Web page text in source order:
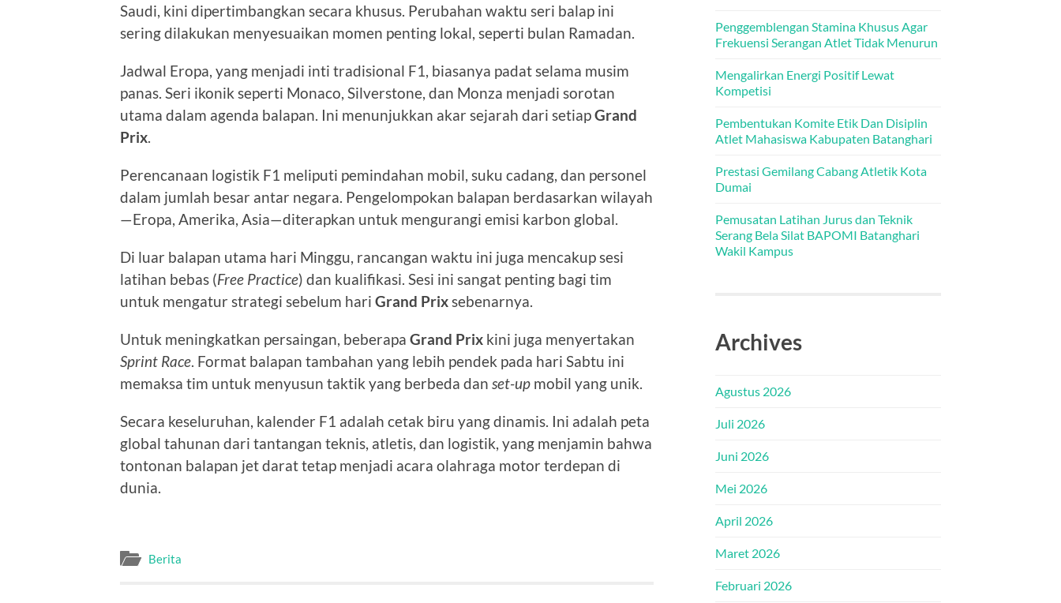
Saudi, kini dipertimbangkan secara khusus. Perubahan waktu seri balap ini
sering dilakukan menyesuaikan momen penting lokal, seperti bulan Ramadan.
Jadwal Eropa, yang menjadi inti tradisional F1, biasanya padat selama musim
panas. Seri ikonik seperti Monaco, Silverstone, dan Monza menjadi sorotan
utama dalam agenda balapan. Ini menunjukkan akar sejarah dari setiapGrand
Prix
Perencanaan logistik F1 meliputi pemindahan mobil, suku cadang, dan personel
dalam jumlah besar antar negara. Pengelompokan balapan berdasarkan wilayah
—Eropa, Amerika, Asia—diterapkan untuk mengurangi emisi karbon global.
Di luar balapan utama hari Minggu, rancangan waktu ini juga mencakup sesi
latihan bebas (Free Practice) dan kualifikasi. Sesi ini sangat penting bagi tim
untuk mengatur strategi sebelum hari Grand Prix sebenarnya.
Untuk meningkatkan persaingan, beberapa Grand Prix kini juga menyertakan
Sprint Race . Format balapan tambahan yang lebih pendek pada hari Sabtu ini
memaksa tim untuk menyusun taktik yang berbeda dan set-up mobil yang unik.
Secara keseluruhan, kalender F1 adalah cetak biru yang dinamis. Ini adalah peta
global tahunan dari tantangan teknis, atletis, dan logistik, yang menjamin bahwa
tontonan balapan jet darat tetap menjadi acara olahraga motor terdepan di
dunia.
Berita
Penggemblengan Stamina Khusus Agar
Frekuensi Serangan Atlet Tidak Menurun
Mengalirkan Energi Positif Lewat
Kompetisi
Pembentukan Komite Etik Dan Disiplin
Atlet Mahasiswa Kabupaten Batanghari
Prestasi Gemilang Cabang Atletik Kota
Dumai
Pemusatan Latihan Jurus dan Teknik
Serang Bela Silat BAPOMI Batanghari
Wakil Kampus
Archives
Agustus 2026
Juli 2026
Juni 2026
Mei 2026
April 2026
Maret 2026
Februari 2026